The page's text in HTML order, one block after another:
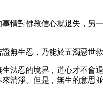
情對佛教信心就退失，另
無生忍，乃能於五濁惡世救
法忍的境界，道心才不會
清淨。但是，無生的意